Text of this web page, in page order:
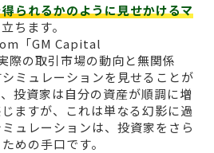
られるかのように見せかけるマ
ちます。
「GM Capital
の取引市場の動向と無関係
ミュレーションを見せることが
投資家は自分の資産が順調に増
ますが、これは単なる幻影に過
ュレーションは、投資家をさら
めの手口です。